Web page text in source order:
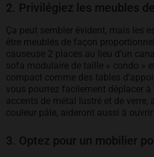
2. Privilégiez les meubles
Ça peut sembler évident, mais les
être meublés de façon
causeuse 2 places au lieu d’un
sofa modulaire de taille « condo »
compact comme des tables
vous pourrez facilement déplacer à
accents de métal lustré et de verre,
couleur pâle, aideront aussi à ouvrir
3. Optez pour un mobilier